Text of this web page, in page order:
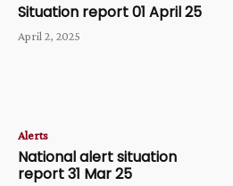
Situation report 01 April 25
April 2, 2025
Alerts
National alert situation
report 31 Mar 25